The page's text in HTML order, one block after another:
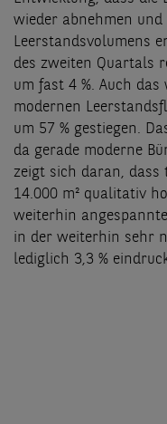
wieder abnehmen
Leerstandsvolumens
des zweiten Quartals
um fast 4 %. Auch
modernen
um 57 % gestiegen.
da gerade moderne
zeigt sich daran,
14.000 m² qualitativ
weiterhin
in der weiterhin sehr
lediglich 3,3 %